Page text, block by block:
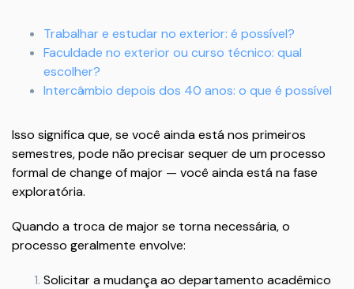
Trabalhar e estudar no exterior: é possível?
Faculdade no exterior ou curso técnico: qual
escolher?
Intercâmbio depois dos 40 anos: o que é possível
Isso significa que, se você ainda está nos primeiros
semestres, pode não precisar sequer de um processo
formal de change of major — você ainda está na fase
exploratória.
Quando a troca de major se torna necessária, o
processo geralmente envolve:
Solicitar a mudança ao departamento acadêmico